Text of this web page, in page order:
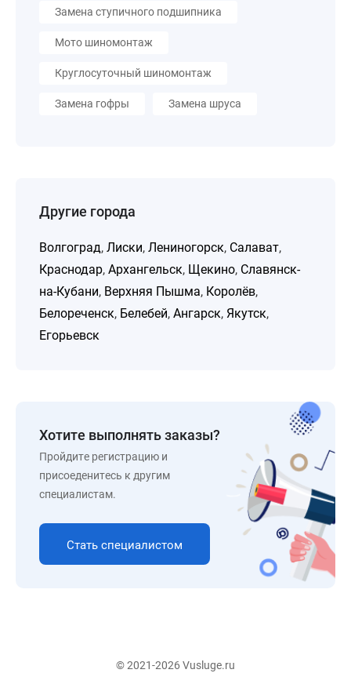
Замена ступичного подшипника
Мото шиномонтаж
Круглосуточный шиномонтаж
Замена гофры Замена шруса
Другие города
Волгоград, Лиски, Лениногорск, Салават,
Краснодар, Архангельск, Щекино, Славянск-
на-Кубани, Верхняя Пышма, Королёв,
Белореченск, Белебей, Ангарск, Якутск,
Егорьевск
Хотите выполнять заказы?
Пройдите регистрацию и
присоеденитесь к другим
специалистам.
Стать специалистом
© 2021-2026 Vusluge.ru